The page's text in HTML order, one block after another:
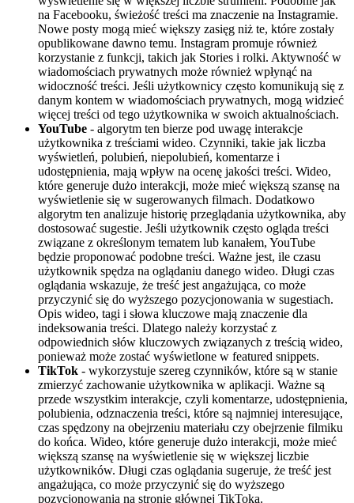
na Facebooku, świeżość treści ma znaczenie na Instagramie.
Nowe posty mogą mieć większy zasięg niż te, które zostały
opublikowane dawno temu. Instagram promuje również
korzystanie z funkcji, takich jak Stories i rolki. Aktywność w
wiadomościach prywatnych może również wpłynąć na
widoczność treści. Jeśli użytkownicy często komunikują się z
danym kontem w wiadomościach prywatnych, mogą widzieć
więcej treści od tego użytkownika w swoich aktualnościach.
YouTube - algorytm ten bierze pod uwagę interakcje
użytkownika z treściami wideo. Czynniki, takie jak liczba
wyświetleń, polubień, niepolubień, komentarze i
udostępnienia, mają wpływ na ocenę jakości treści. Wideo,
które generuje dużo interakcji, może mieć większą szansę na
wyświetlenie się w sugerowanych filmach. Dodatkowo
algorytm ten analizuje historię przeglądania użytkownika, aby
dostosować sugestie. Jeśli użytkownik często ogląda treści
związane z określonym tematem lub kanałem, YouTube
będzie proponować podobne treści. Ważne jest, ile czasu
użytkownik spędza na oglądaniu danego wideo. Długi czas
oglądania wskazuje, że treść jest angażująca, co może
przyczynić się do wyższego pozycjonowania w sugestiach.
Opis wideo, tagi i słowa kluczowe mają znaczenie dla
indeksowania treści. Dlatego należy korzystać z
odpowiednich słów kluczowych związanych z treścią wideo,
ponieważ może zostać wyświetlone w featured snippets.
TikTok - wykorzystuje szereg czynników, które są w stanie
zmierzyć zachowanie użytkownika w aplikacji. Ważne są
przede wszystkim interakcje, czyli komentarze, udostępnienia,
polubienia, odznaczenia treści, które są najmniej interesujące,
czas spędzony na obejrzeniu materiału czy obejrzenie filmiku
do końca. Wideo, które generuje dużo interakcji, może mieć
większą szansę na wyświetlenie się w większej liczbie
użytkowników. Długi czas oglądania sugeruje, że treść jest
angażująca, co może przyczynić się do wyższego
pozycjonowania na stronie głównej TikToka.